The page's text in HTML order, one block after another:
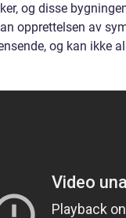
og disse
opprettelsen av
og kan ikke